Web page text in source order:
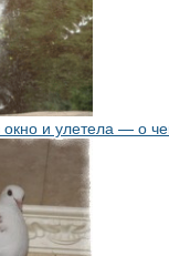
окно и улетела — о